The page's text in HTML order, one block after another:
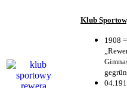
Klub
1908